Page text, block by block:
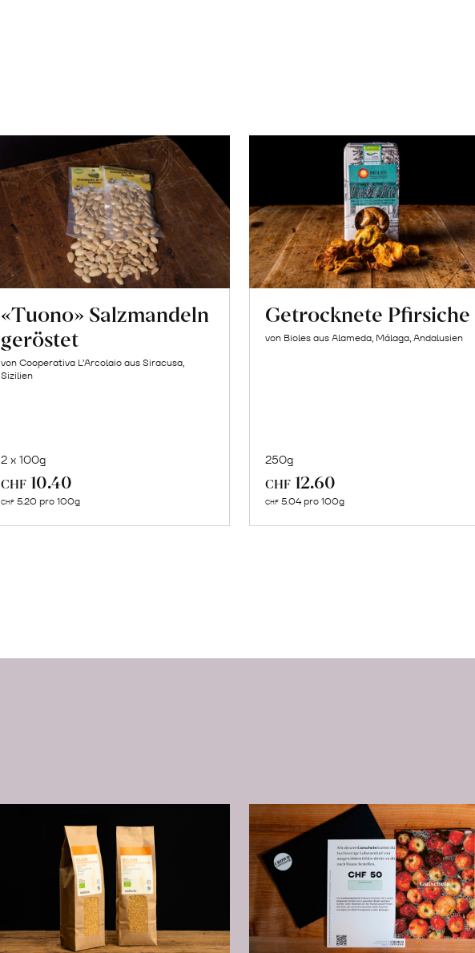
«Tuono» Salzmandeln
geröstet
von Cooperativa L’Arcolaio aus Siracusa,
Sizilien
2 x 100g
CHF 10.40
CHF 5.20 pro 100g
Getrocknete Pfirsiche
von Bioles aus Alameda, Málaga, Andalusien
250g
CHF 12.60
CHF 5.04 pro 100g